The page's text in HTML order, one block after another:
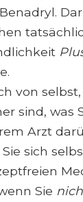
von
sind, was
Arzt
sich
Sie